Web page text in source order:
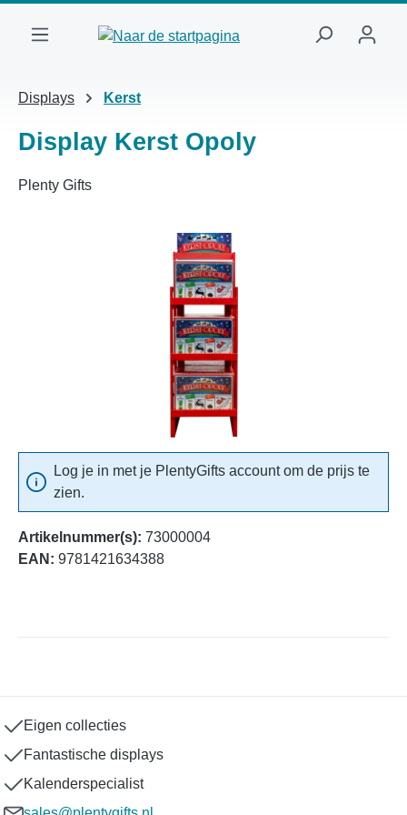
Displays Kerst
Display Kerst Opoly
Plenty Gifts
Log je in met je PlentyGifts account om de prijs te
zien.
Artikelnummer(s): 73000004
EAN: 9781421634388
Eigen collecties
Fantastische displays
Kalenderspecialist